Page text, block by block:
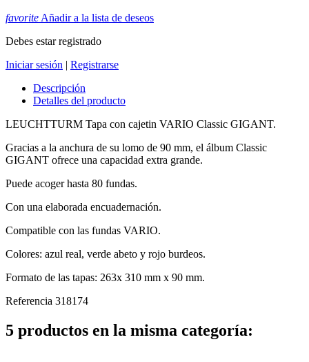
favorite Añadir a la lista de deseos
Debes estar registrado
Iniciar sesión | Registrarse
Descripción
Detalles del producto
LEUCHTTURM Tapa con cajetin VARIO Classic GIGANT.
Gracias a la anchura de su lomo de 90 mm, el álbum Classic
GIGANT ofrece una capacidad extra grande.
Puede acoger hasta 80 fundas.
Con una elaborada encuadernación.
Compatible con las fundas VARIO.
Colores: azul real, verde abeto y rojo burdeos.
Formato de las tapas: 263x 310 mm x 90 mm.
Referencia 318174
5 productos en la misma categoría: